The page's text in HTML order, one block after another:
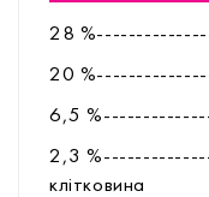
28
20
6,5
2,3
клітковина